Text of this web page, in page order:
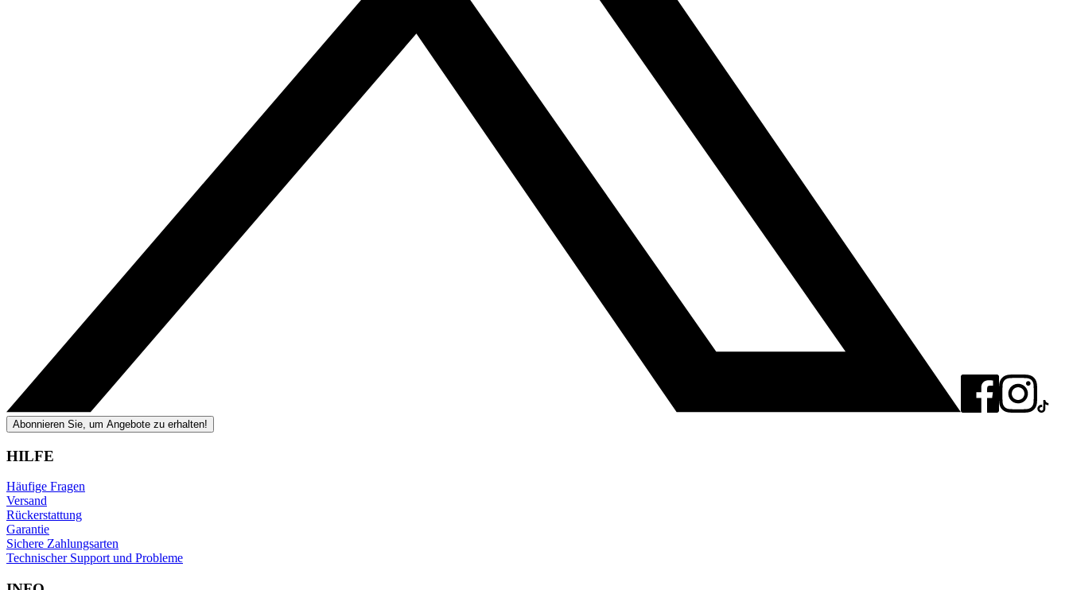
Abonnieren Sie, um Angebote zu erhalten!
HILFE
Häufige Fragen
Versand
Rückerstattung
Garantie
Sichere Zahlungsarten
Technischer Support und Probleme